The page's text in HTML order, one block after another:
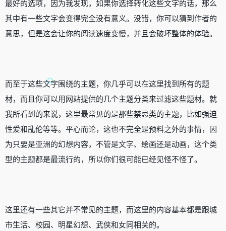
最好的选项，因为我发现，如果你选择转化这些文字的话，那么
其中有一些文字会变得完全没有意义。没错，你可以猜到作者的
意思，但是这会让你的阅读速度变慢，并且会破坏整体的体验。
而至于这些文字围绕的主题，你几乎可以在这里找到所有的题
材，而且你可以用网站提供的几个主题分类来过滤这些题材。就
我所看到的来说，这里最常见的是那些禁忌类的主题，比如强迫
性爱和乱伦等等。平心而论，这也不完全是预料之外的事情，因
为只要是亚洲的幻想内容，不管是文字、绘画还是动画，这个类
型的主题都是最流行的，所以你们很可能已经见怪不怪了。
这里还有一些其它并不常见的主题，而这里的内容基本都是跟城
市生活、校园、明星幻想、武侠和女同相关的。